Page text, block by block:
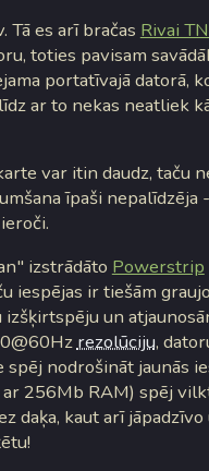
es arī bračas Rivai
toties pavisam
portatīvajā datorā,
ar to nekas neatliek
var itin daudz, taču
īpaši nepalīdzēja
izstrādāto Powerstrip
iespējas ir tiešām
un
rezolūciju,
nodrošināt jaunās
256Mb RAM) spēj
daķa, kaut arī